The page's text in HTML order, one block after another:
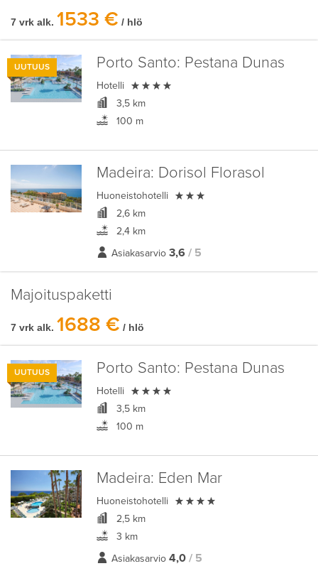
7 vrk alk. 1533 € / hlö
UUTUUS Porto Santo: Pestana Dunas
Hotelli 
3,5 km
100 m
Madeira: Dorisol Florasol
Huoneistohotelli 
2,6 km
2,4 km
Asiakasarvio 3,6 / 5
Majoituspaketti
7 vrk alk. 1688 € / hlö
UUTUUS Porto Santo: Pestana Dunas
Hotelli 
3,5 km
100 m
Madeira: Eden Mar
Huoneistohotelli 
2,5 km
3 km
Asiakasarvio 4,0 / 5